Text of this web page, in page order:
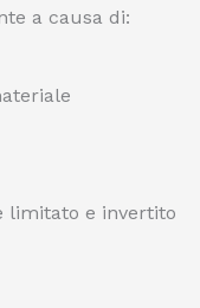
a causa di:
limitato e invertito